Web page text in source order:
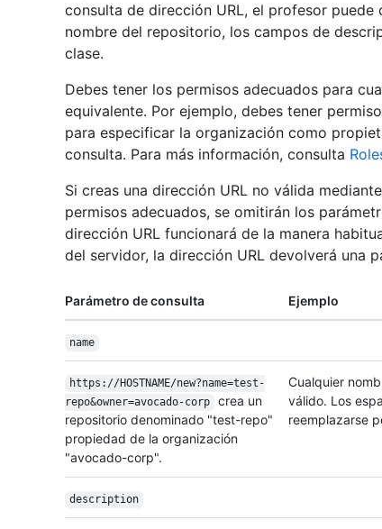
consulta de dirección URL, el profesor
nombre del repositorio, los campos de
clase.
Debes tener los permisos adecuados para
equivalente. Por ejemplo, debes tener
para especificar la organización como
consulta. Para más información, consulta
Si creas una dirección URL no válida
permisos adecuados, se omitirán los
dirección URL funcionará de la manera
del servidor, la dirección URL devolverá una
Parámetro de consulta Ejemplo
name
https://HOSTNAME/new?name=test-
repo&owner=avocado-corp
crea un
repositorio denominado "test-repo"
propiedad de la organización
"avocado-corp".
Cualquier
válido. Los
reemplazarse
description